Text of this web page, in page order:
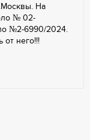
На
№ 02-
№2-6990/2024.
от него!!!